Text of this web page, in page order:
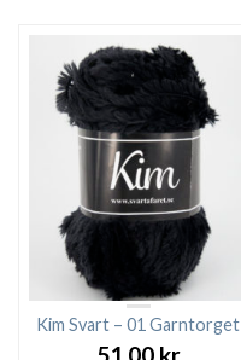
Kim Svart – 01 Garntorget
51.00 kr